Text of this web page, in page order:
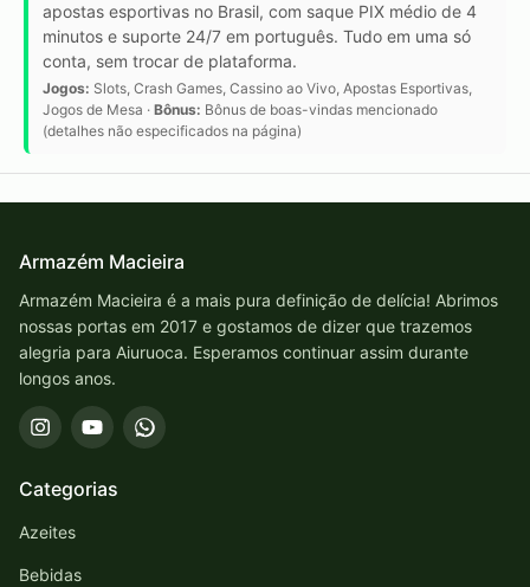
apostas esportivas no Brasil, com saque PIX médio de 4
minutos e suporte 24/7 em português. Tudo em uma só
conta, sem trocar de plataforma.
Jogos: Slots, Crash Games, Cassino ao Vivo, Apostas Esportivas,
Jogos de Mesa · Bônus: Bônus de boas-vindas mencionado
(detalhes não especificados na página)
Armazém Macieira
Armazém Macieira é a mais pura definição de delícia! Abrimos
nossas portas em 2017 e gostamos de dizer que trazemos
alegria para Aiuruoca. Esperamos continuar assim durante
longos anos.
Categorias
Azeites
Bebidas